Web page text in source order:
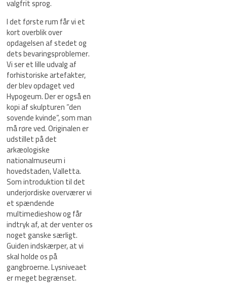
valgfrit sprog.
I det første rum får vi et
kort overblik over
opdagelsen af ​​stedet og
dets bevaringsproblemer.
Vi ser et lille udvalg af
forhistoriske artefakter,
der blev opdaget ved
Hypogeum. Der er også en
kopi af skulpturen ”den
sovende kvinde”, som man
må røre ved. Originalen er
udstillet på det
arkæologiske
nationalmuseum i
hovedstaden, Valletta.
Som introduktion til det
underjordiske overværer vi
et spændende
multimedieshow og får
indtryk af, at der venter os
noget ganske særligt.
Guiden indskærper, at vi
skal holde os på
gangbroerne. Lysniveaet
er meget begrænset.